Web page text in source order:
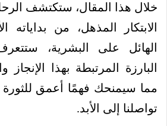
خلال هذا المقال، ستكتشف
الابتكار المذهل، من بداياته
الهائل على البشرية،
البارزة المرتبطة بهذا
مما سيمنحك فهمًا أعمق
تواصلنا إلى الأبد.